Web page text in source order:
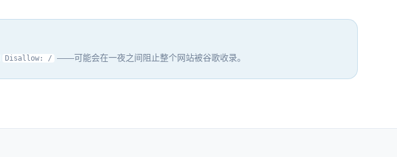
Disallow: / ——可能会在一夜之间阻止整个网站被谷歌收录。